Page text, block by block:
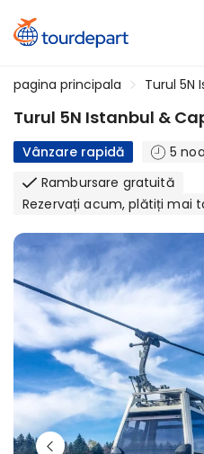
pagina principala Turul 5N
Turul 5N Istanbul &
Vânzare rapidă
5
Rambursare gratuită
Rezervați acum, plătiți mai